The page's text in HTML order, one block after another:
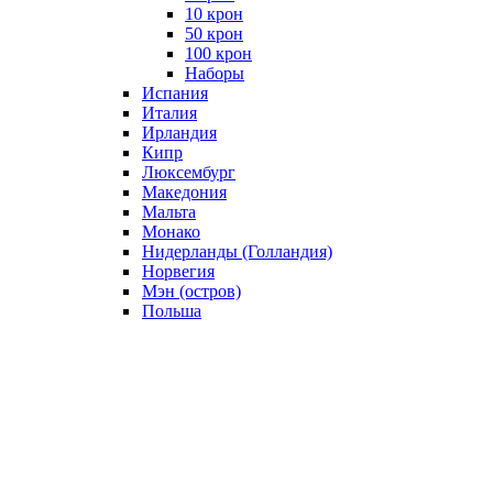
10 крон
50 крон
100 крон
Наборы
Испания
Италия
Ирландия
Кипр
Люксембург
Македония
Мальта
Монако
Нидерланды (Голландия)
Норвегия
Мэн (остров)
Польша